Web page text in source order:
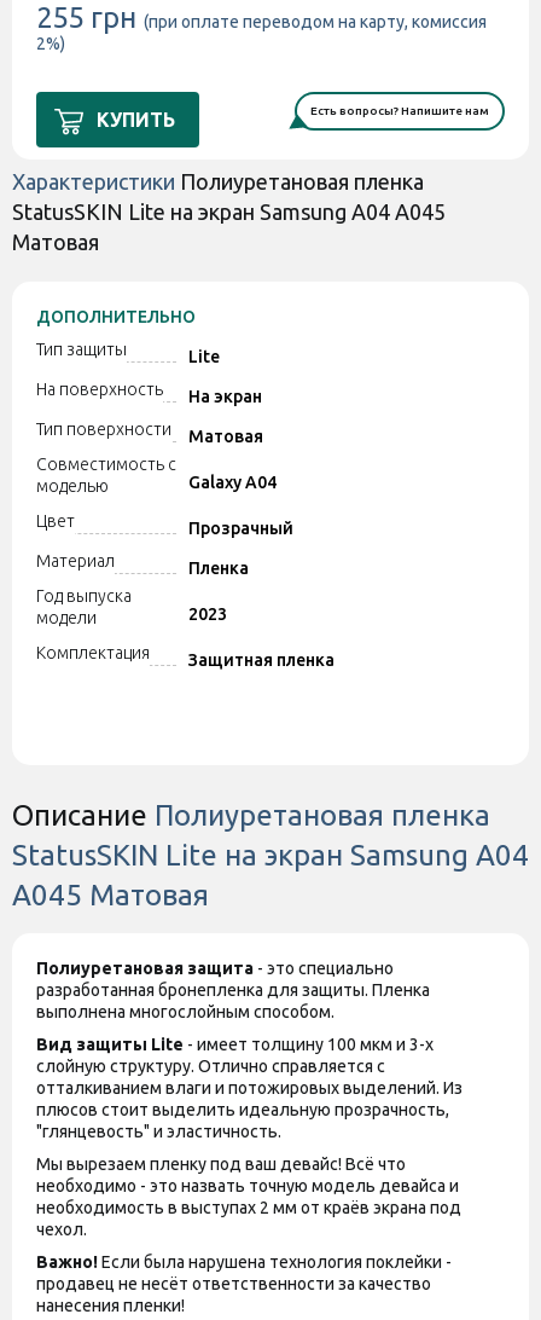
255 грн (при оплате переводом на карту, комиссия
2%)
КУПИТЬ Есть вопросы? Напишите нам
Характеристики Полиуретановая пленка
StatusSKIN Lite на экран Samsung A04 A045
Матовая
ДОПОЛНИТЕЛЬНО
Тип защиты
Lite
На поверхность
На экран
Тип поверхности
Матовая
Совместимость с
моделью
Galaxy A04
Цвет
Прозрачный
Материал
Пленка
Год выпуска
модели
2023
Комплектация
Защитная пленка
Описание Полиуретановая пленка
StatusSKIN Lite на экран Samsung A04
A045 Матовая
Полиуретановая защита - это специально
разработанная бронепленка для защиты. Пленка
выполнена многослойным способом.
Вид защиты Lite - имеет толщину 100 мкм и 3-х
слойную структуру. Отлично справляется с
отталкиванием влаги и потожировых выделений. Из
плюсов стоит выделить идеальную прозрачность,
"глянцевость" и эластичность.
Мы вырезаем пленку под ваш девайс! Всё что
необходимо - это назвать точную модель девайса и
необходимость в выступах 2 мм от краёв экрана под
чехол.
Важно!Если была нарушена технология поклейки -
продавец не несёт ответственности за качество
нанесения пленки!